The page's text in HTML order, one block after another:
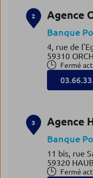
2 Agence
Banque
4, rue de
59310
Fermé
3 Agence
Banque
11 bis, rue
59320
Fermé